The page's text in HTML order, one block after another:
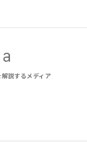
説するメディア